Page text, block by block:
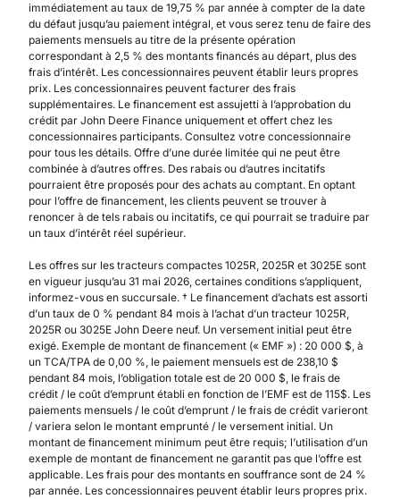
immédiatement au taux de 19,75 % par année à compter de la date
du défaut jusqu’au paiement intégral, et vous serez tenu de faire des
paiements mensuels au titre de la présente opération
correspondant à 2,5 % des montants financés au départ, plus des
frais d’intérêt. Les concessionnaires peuvent établir leurs propres
prix. Les concessionnaires peuvent facturer des frais
supplémentaires. Le financement est assujetti à l’approbation du
crédit par John Deere Finance uniquement et offert chez les
concessionnaires participants. Consultez votre concessionnaire
pour tous les détails. Offre d’une durée limitée qui ne peut être
combinée à d’autres offres. Des rabais ou d’autres incitatifs
pourraient être proposés pour des achats au comptant. En optant
pour l’offre de financement, les clients peuvent se trouver à
renoncer à de tels rabais ou incitatifs, ce qui pourrait se traduire par
un taux d’intérêt réel supérieur.
Les offres sur les tracteurs compactes 1025R, 2025R et 3025E sont
en vigueur jusqu’au 31 mai 2026, certaines conditions s’appliquent,
informez-vous en succursale. † Le financement d’achats est assorti
d’un taux de 0 % pendant 84 mois à l’achat d’un tracteur 1025R,
2025R ou 3025E John Deere neuf. Un versement initial peut être
exigé. Exemple de montant de financement (« EMF ») : 20 000 $, à
un TCA/TPA de 0,00 %, le paiement mensuels est de 238,10 $
pendant 84 mois, l’obligation totale est de 20 000 $, le frais de
crédit / le coût d’emprunt établi en fonction de l’EMF est de 115$. Les
paiements mensuels / le coût d’emprunt / le frais de crédit varieront
/ variera selon le montant emprunté / le versement initial. Un
montant de financement minimum peut être requis; l’utilisation d’un
exemple de montant de financement ne garantit pas que l’offre est
applicable. Les frais pour des montants en souffrance sont de 24 %
par année. Les concessionnaires peuvent établir leurs propres prix.